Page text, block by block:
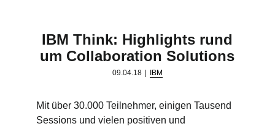
IBM Think: Highlights rund
um Collaboration Solutions
09.04.18 IBM
Mit über 30.000 Teilnehmer, einigen Tausend
Sessions und vielen positiven und